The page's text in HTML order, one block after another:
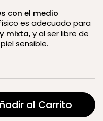
con el medio
es adecuado para
mixta,y al ser libre de
sensible.
al Carrito